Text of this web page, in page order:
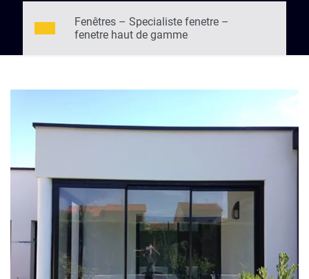
Fenêtres – Specialiste fenetre –
fenetre haut de gamme